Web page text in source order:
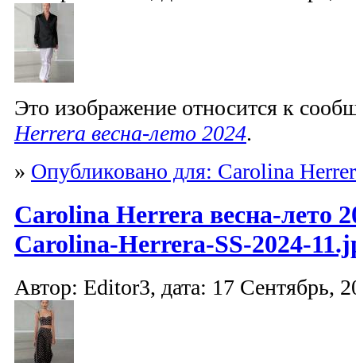
Это изображение относится к
Herrera весна-лето 2024.
» Опубликовано для: Carolina
Carolina Herrera весна-лето
Carolina-Herrera-SS-2024-
Автор: Editor3, дата: 17 Сентябрь,